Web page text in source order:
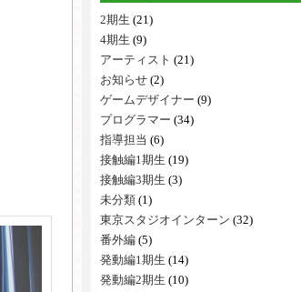
2期生 (21)
4期生 (9)
アーティスト (21)
お知らせ (2)
ゲームデザイナー (9)
プログラマー (34)
指導担当 (6)
接触編1期生 (19)
接触編3期生 (3)
未分類 (1)
東京スタジオインターン (32)
番外編 (5)
発動編1期生 (14)
発動編2期生 (10)